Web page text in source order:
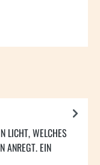
LICHT, WELCHES
ANREGT. EIN